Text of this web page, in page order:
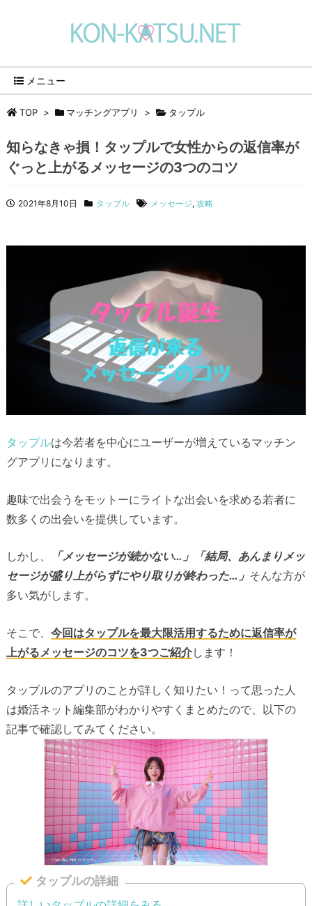
メニュー
TOP > マッチングアプリ > タップル
知らなきゃ損！タップルで女性からの返信率が
ぐっと上がるメッセージの3つのコツ
2021年8月10日 タップル メッセージ, 攻略
タップルは今若者を中心にユーザーが増えているマッチン
グアプリになります。
趣味で出会うをモットーにライトな出会いを求める若者に
数多くの出会いを提供しています。
しかし、
「メッセージが続かない…」「結局、あんまりメッ
セージが盛り上がらずにやり取りが終わった…」 そんな方が
多い気がします。
そこで、 今回はタップルを最大限活用するために返信率が
上がるメッセージのコツを3つご紹介します！
タップルのアプリのことが詳しく知りたい！って思った人
は婚活ネット編集部がわかりやすくまとめたので、以下の
記事で確認してみてください。
タップルの詳細